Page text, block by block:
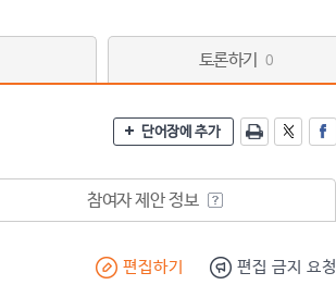
토론하기 0
단어장에 추가
참여자 제안 정보
편집하기 편집 금지 요청